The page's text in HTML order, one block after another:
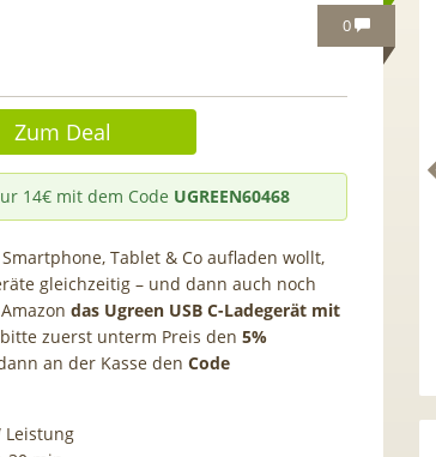
0
Zum Deal
14€ mit dem Code UGREEN60468
Tablet & Co aufladen wollt,
gleichzeitig – und dann auch noch
das Ugreen USB C-Ladegerät mit
zuerst unterm Preis den 5%
an der Kasse den Code
Leistung
Pixel
10a für
5G Allnet
In)
Anker SOLIX Solarbank E1600
Gen2 🔋 1600Wh mit integr. 0W